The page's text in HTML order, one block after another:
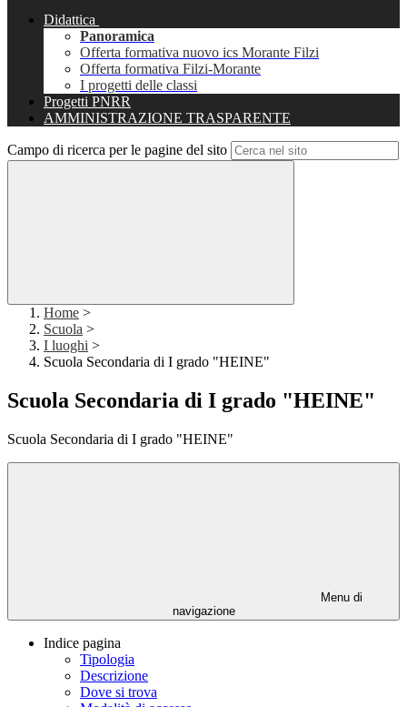
Didattica
Panoramica
Offerta formativa nuovo ics Morante Filzi
Offerta formativa Filzi-Morante
I progetti delle classi
Progetti PNRR
AMMINISTRAZIONE TRASPARENTE
Campo di ricerca per le pagine del sito
Home >
Scuola >
I luoghi >
Scuola Secondaria di I grado "HEINE"
Scuola Secondaria di I grado "HEINE"
Scuola Secondaria di I grado "HEINE"
Menu di
navigazione
Indice pagina
Tipologia
Descrizione
Dove si trova